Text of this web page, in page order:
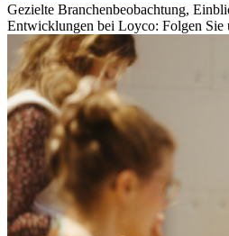
Gezielte Branchenbeobachtung,
Entwicklungen bei Loyco: Folgen Sie